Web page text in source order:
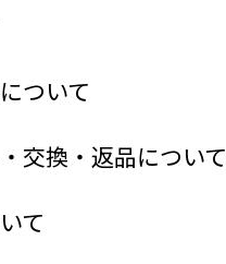
ついて
交換・返品について
て